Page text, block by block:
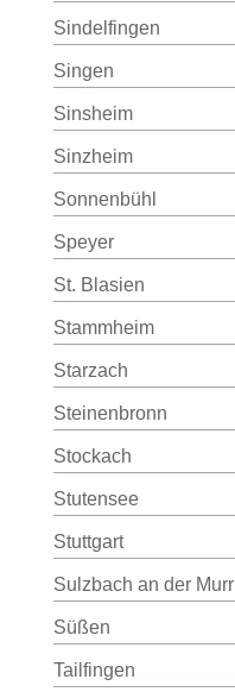
Sindelfingen
Singen
Sinsheim
Sinzheim
Sonnenbühl
Speyer
St. Blasien
Stammheim
Starzach
Steinenbronn
Stockach
Stutensee
Stuttgart
Sulzbach an der Murr
Süßen
Tailfingen